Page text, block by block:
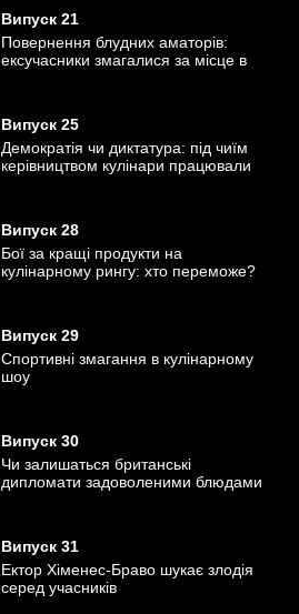
Випуск 21
Повернення блудних аматорів:
ексучасники змагалися за місце в
Випуск 25
Демократія чи диктатура: під чиїм
керівництвом кулінари працювали
Випуск 28
Бої за кращі продукти на
кулінарному рингу: хто переможе?
Випуск 29
Спортивні змагання в кулінарному
шоу
Випуск 30
Чи залишаться британські
дипломати задоволеними блюдами
Випуск 31
Ектор Хіменес-Браво шукає злодія
серед учасників